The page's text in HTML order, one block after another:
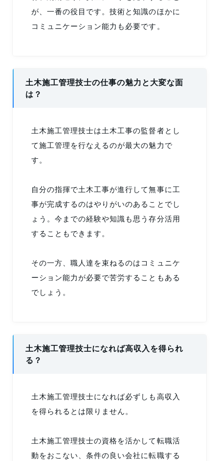
が、一番の役目です。技術と知識のほかに
コミュニケーション能力も必要です。
土木施工管理技士の仕事の魅力と大変な面
は？
土木施工管理技士は土木工事の監督者とし
て施工管理を行なえるのが最大の魅力で
す。
自分の指揮で土木工事が進行して無事に工
事が完成するのはやりがいのあることでし
ょう。今までの経験や知識も思う存分活用
することもできます。
その一方、職人達を束ねるのはコミュニケ
ーション能力が必要で苦労することもある
でしょう。
土木施工管理技士になれば高収入を得られ
る？
土木施工管理技士になれば必ずしも高収入
を得られるとは限りません。
土木施工管理技士の資格を活かして転職活
動をおこない、条件の良い会社に転職する